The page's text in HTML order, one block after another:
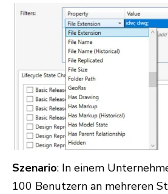
Szenario: In einem
100 Benutzern an mehreren